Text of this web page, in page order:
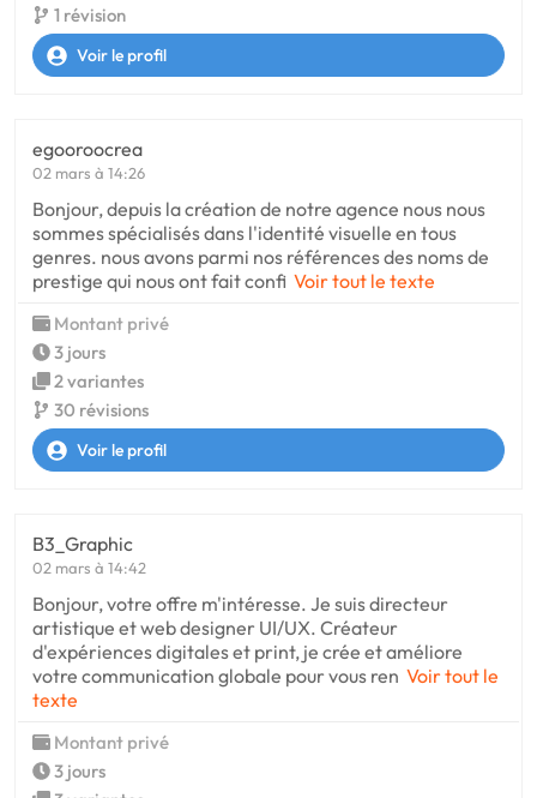
1 révision
Voir le profil
egooroocrea
02 mars à 14:26
Bonjour, depuis la création de notre agence nous nous
sommes spécialisés dans l'identité visuelle en tous
genres. nous avons parmi nos références des noms de
prestige qui nous ont fait confi Voir tout le texte
Montant privé
3 jours
2 variantes
30 révisions
Voir le profil
B3_Graphic
02 mars à 14:42
Bonjour, votre offre m'intéresse. Je suis directeur
artistique et web designer UI/UX. Créateur
d'expériences digitales et print, je crée et améliore
votre communication globale pour vous ren Voir tout le
texte
Montant privé
3 jours